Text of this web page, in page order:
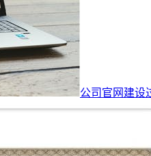
公司官网建设